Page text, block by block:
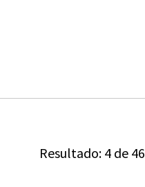
Resultado: 4 de 46